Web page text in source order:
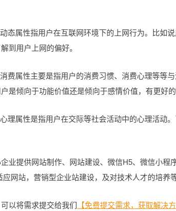
态属性指用户在互联网环境下的上网行为。比如
到用户上网的偏好。
费属性主要是指用户的消费习惯、消费心理等等
是倾向于功能价值还是倾向于感情价值，有更好的
理属性是指用户在交际等社会活动中的心理活动
业提供网站制作、网站建设、微信H5、微信小程
应网站，营销型企业站建设，及对技术人才的培养
以将需求提交给我们 【免费提交需求，获取解决方